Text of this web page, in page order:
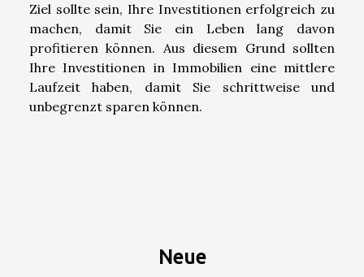
Ziel sollte sein, Ihre Investitionen erfolgreich zu
machen, damit Sie ein Leben lang davon
profitieren können. Aus diesem Grund sollten
Ihre Investitionen in Immobilien eine mittlere
Laufzeit haben, damit Sie schrittweise und
unbegrenzt sparen können.
Neue